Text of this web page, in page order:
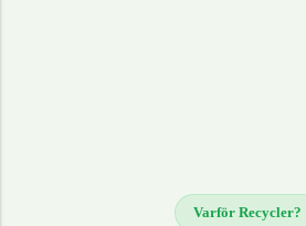
Varför Recycler?